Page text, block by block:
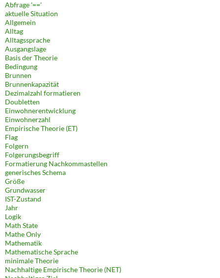
Abfrage '=='
aktuelle Situation
Allgemein
Alltag
Alltagssprache
Ausgangslage
Basis der Theorie
Bedingung
Brunnen
Brunnenkapazität
Dezimalzahl formatieren
Doubletten
Einwohnerentwicklung
Einwohnerzahl
Empirische Theorie (ET)
Flag
Folgern
Folgerungsbegriff
Formatierung Nachkommastellen
generisches Schema
Größe
Grundwasser
IST-Zustand
Jahr
Logik
Math State
Mathe Only
Mathematik
Mathematische Sprache
minimale Theorie
Nachhaltige Empirische Theorie (NET)